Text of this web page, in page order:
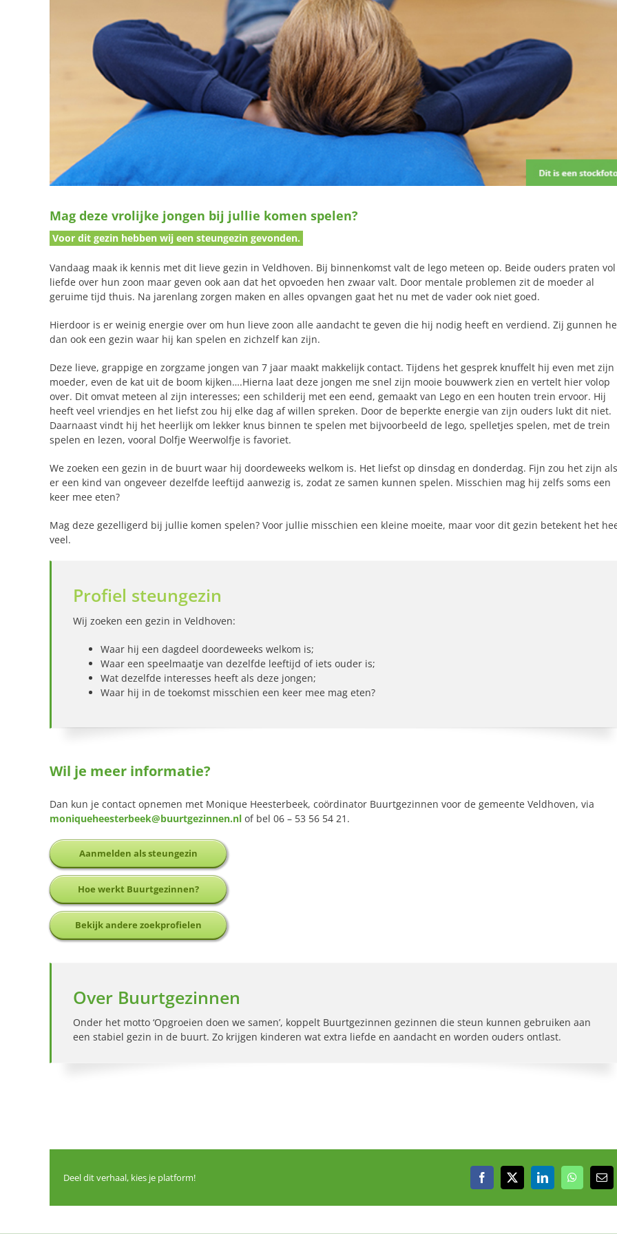
Mag deze vrolijke jongen bij jullie komen spelen?
Voor dit gezin hebben wij een steungezin gevonden.
Vandaag maak ik kennis met dit lieve gezin in Veldhoven. Bij binnenkomst valt de lego meteen op. Beide ouders praten vol
liefde over hun zoon maar geven ook aan dat het opvoeden hen zwaar valt. Door mentale problemen zit de moeder al
geruime tijd thuis. Na jarenlang zorgen maken en alles opvangen gaat het nu met de vader ook niet goed.
Hierdoor is er weinig energie over om hun lieve zoon alle aandacht te geven die hij nodig heeft en verdiend. Zij gunnen
dan ook een gezin waar hij kan spelen en zichzelf kan zijn.
Deze lieve, grappige en zorgzame jongen van 7 jaar maakt makkelijk contact. Tijdens het gesprek knuffelt hij even met zijn
moeder, even de kat uit de boom kijken….Hierna laat deze jongen me snel zijn mooie bouwwerk zien en vertelt hier volop
over. Dit omvat meteen al zijn interesses; een schilderij met een eend, gemaakt van Lego en een houten trein ervoor. Hij
heeft veel vriendjes en het liefst zou hij elke dag af willen spreken. Door de beperkte energie van zijn ouders lukt dit niet.
Daarnaast vindt hij het heerlijk om lekker knus binnen te spelen met bijvoorbeeld de lego, spelletjes spelen, met de trein
spelen en lezen, vooral Dolfje Weerwolfje is favoriet.
We zoeken een gezin in de buurt waar hij doordeweeks welkom is. Het liefst op dinsdag en donderdag. Fijn zou het zijn als
er een kind van ongeveer dezelfde leeftijd aanwezig is, zodat ze samen kunnen spelen. Misschien mag hij zelfs soms een
keer mee eten?
Mag deze gezelligerd bij jullie komen spelen? Voor jullie misschien een kleine moeite, maar voor dit gezin betekent het
veel.
Profiel steungezin
Wij zoeken een gezin in Veldhoven:
Waar hij een dagdeel doordeweeks welkom is;
Waar een speelmaatje van dezelfde leeftijd of iets ouder is;
Wat dezelfde interesses heeft als deze jongen;
Waar hij in de toekomst misschien een keer mee mag eten?
Wil je meer informatie?
Dan kun je contact opnemen met Monique Heesterbeek, coördinator Buurtgezinnen voor de gemeente Veldhoven, via
moniqueheesterbeek@buurtgezinnen.nl of bel 06 – 53 56 54 21.
Aanmelden als steungezin
Hoe werkt Buurtgezinnen?
Bekijk andere zoekprofielen
Over Buurtgezinnen
Onder het motto ‘Opgroeien doen we samen’, koppelt Buurtgezinnen gezinnen die steun kunnen gebruiken aan
een stabiel gezin in de buurt. Zo krijgen kinderen wat extra liefde en aandacht en worden ouders ontlast.
Deel dit verhaal, kies je platform! Facebook
X LinkedInWhatsApp
E-
mail